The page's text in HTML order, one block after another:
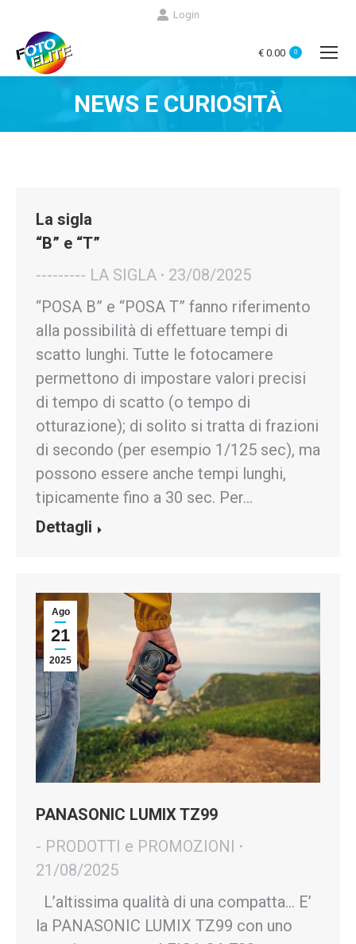
Login
€ 0.00 0
NEWS E CURIOSITÀ
You are here:
La sigla
“B” e “T”
--------- LA SIGLA
23/08/2025
“POSA B” e “POSA T” fanno riferimento
alla possibilità di effettuare tempi di
scatto lunghi. Tutte le fotocamere
permettono di impostare valori precisi
di tempo di scatto (o tempo di
otturazione); di solito si tratta di frazioni
di secondo (per esempio 1/125 sec), ma
possono essere anche tempi lunghi,
tipicamente fino a 30 sec. Per…
Dettagli
Ago
21
2025
PANASONIC LUMIX TZ99
- PRODOTTI e PROMOZIONI
21/08/2025
L’altissima qualità di una compatta… E’
la PANASONIC LUMIX TZ99 con uno